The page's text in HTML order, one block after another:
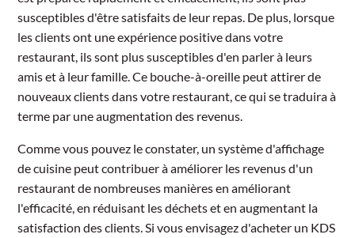
susceptibles d'être satisfaits de leur repas. De plus, lorsque
les clients ont une expérience positive dans votre
restaurant, ils sont plus susceptibles d'en parler à leurs
amis et à leur famille. Ce bouche-à-oreille peut attirer de
nouveaux clients dans votre restaurant, ce qui se traduira à
terme par une augmentation des revenus.
Comme vous pouvez le constater, un système d'affichage
de cuisine peut contribuer à améliorer les revenus d'un
restaurant de nombreuses manières en améliorant
l'efficacité, en réduisant les déchets et en augmentant la
satisfaction des clients. Si vous envisagez d'acheter un KDS